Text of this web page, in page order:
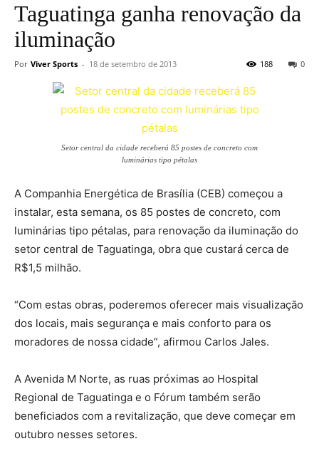
Taguatinga ganha renovação da
iluminação
Por Viver Sports - 18 de setembro de 2013 0
188
Setor central da cidade receberá 85 postes de concreto com
luminárias tipo pétalas
A Companhia Energética de Brasília (CEB) começou a
instalar, esta semana, os 85 postes de concreto, com
luminárias tipo pétalas, para renovação da iluminação do
setor central de Taguatinga, obra que custará cerca de
R$1,5 milhão.
“Com estas obras, poderemos oferecer mais visualização
dos locais, mais segurança e mais conforto para os
moradores de nossa cidade”, afirmou Carlos Jales.
A Avenida M Norte, as ruas próximas ao Hospital
Regional de Taguatinga e o Fórum também serão
beneficiados com a revitalização, que deve começar em
outubro nesses setores.